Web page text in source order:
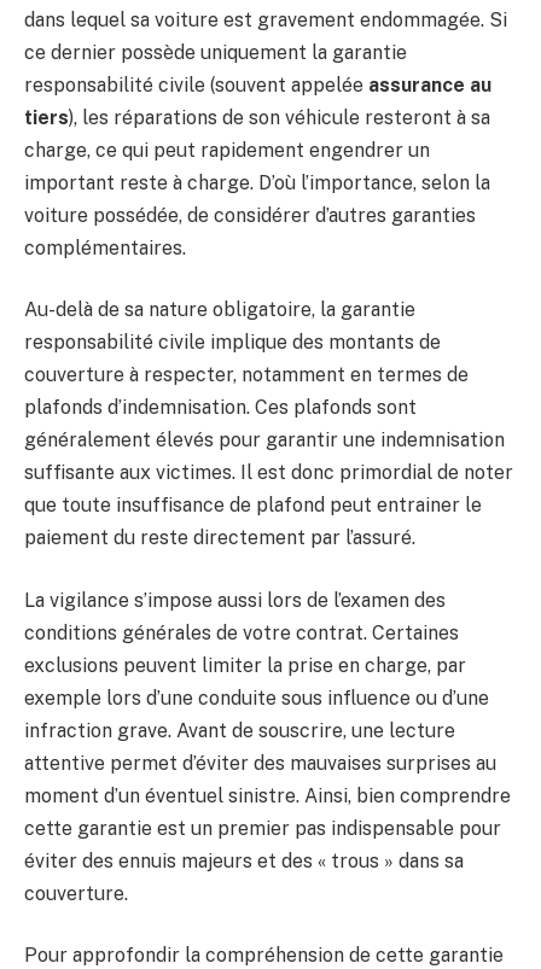
dans lequel sa voiture est gravement endommagée. Si
ce dernier possède uniquement la garantie
responsabilité civile (souvent appelée assurance au
tiers), les réparations de son véhicule resteront à sa
charge, ce qui peut rapidement engendrer un
important reste à charge. D’où l’importance, selon la
voiture possédée, de considérer d’autres garanties
complémentaires.
Au-delà de sa nature obligatoire, la garantie
responsabilité civile implique des montants de
couverture à respecter, notamment en termes de
plafonds d’indemnisation. Ces plafonds sont
généralement élevés pour garantir une indemnisation
suffisante aux victimes. Il est donc primordial de noter
que toute insuffisance de plafond peut entrainer le
paiement du reste directement par l’assuré.
La vigilance s’impose aussi lors de l’examen des
conditions générales de votre contrat. Certaines
exclusions peuvent limiter la prise en charge, par
exemple lors d’une conduite sous influence ou d’une
infraction grave. Avant de souscrire, une lecture
attentive permet d’éviter des mauvaises surprises au
moment d’un éventuel sinistre. Ainsi, bien comprendre
cette garantie est un premier pas indispensable pour
éviter des ennuis majeurs et des « trous » dans sa
couverture.
Pour approfondir la compréhension de cette garantie